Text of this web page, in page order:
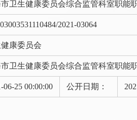
卫生健康委员会综合监管科室职能
2021-03064
康委员会
卫生健康委员会综合监管科室职能
06-25 00:00:00 公开日期：